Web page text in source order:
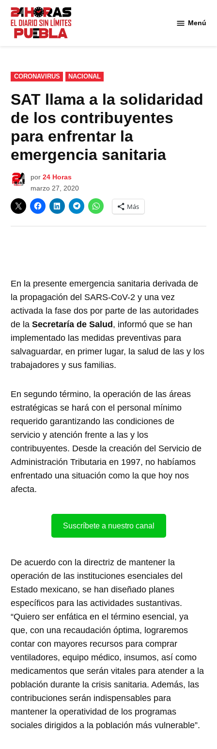
Saltar
contenido
Menú
PUBLICADO
EN
CORONAVIRUS NACIONAL
SAT llama a la solidaridad
de los contribuyentes
para enfrentar la
emergencia sanitaria
por 24 Horas
marzo 27, 2020
Más
En la presente emergencia sanitaria derivada de
la propagación del SARS-CoV-2 y una vez
activada la fase dos por parte de las autoridades
de laSecretaría de Salud , informó que se han
implementado las medidas preventivas para
salvaguardar, en primer lugar, la salud de las y los
trabajadores y sus familias.
En segundo término, la operación de las áreas
estratégicas se hará con el personal mínimo
requerido garantizando las condiciones de
servicio y atención frente a las y los
contribuyentes. Desde la creación del Servicio de
Administración Tributaria en 1997, no habíamos
enfrentado una situación como la que hoy nos
afecta.
Suscríbete a nuestro canal
De acuerdo con la directriz de mantener la
operación de las instituciones esenciales del
Estado mexicano, se han diseñado planes
específicos para las actividades sustantivas.
“Quiero ser enfática en el término esencial, ya
que, con una recaudación óptima, lograremos
contar con mayores recursos para comprar
ventiladores, equipo médico, insumos, así como
medicamentos que serán vitales para atender a la
población durante la crisis sanitaria. Además, las
contribuciones serán indispensables para
mantener la operatividad de los programas
sociales dirigidos a la población más vulnerable”.